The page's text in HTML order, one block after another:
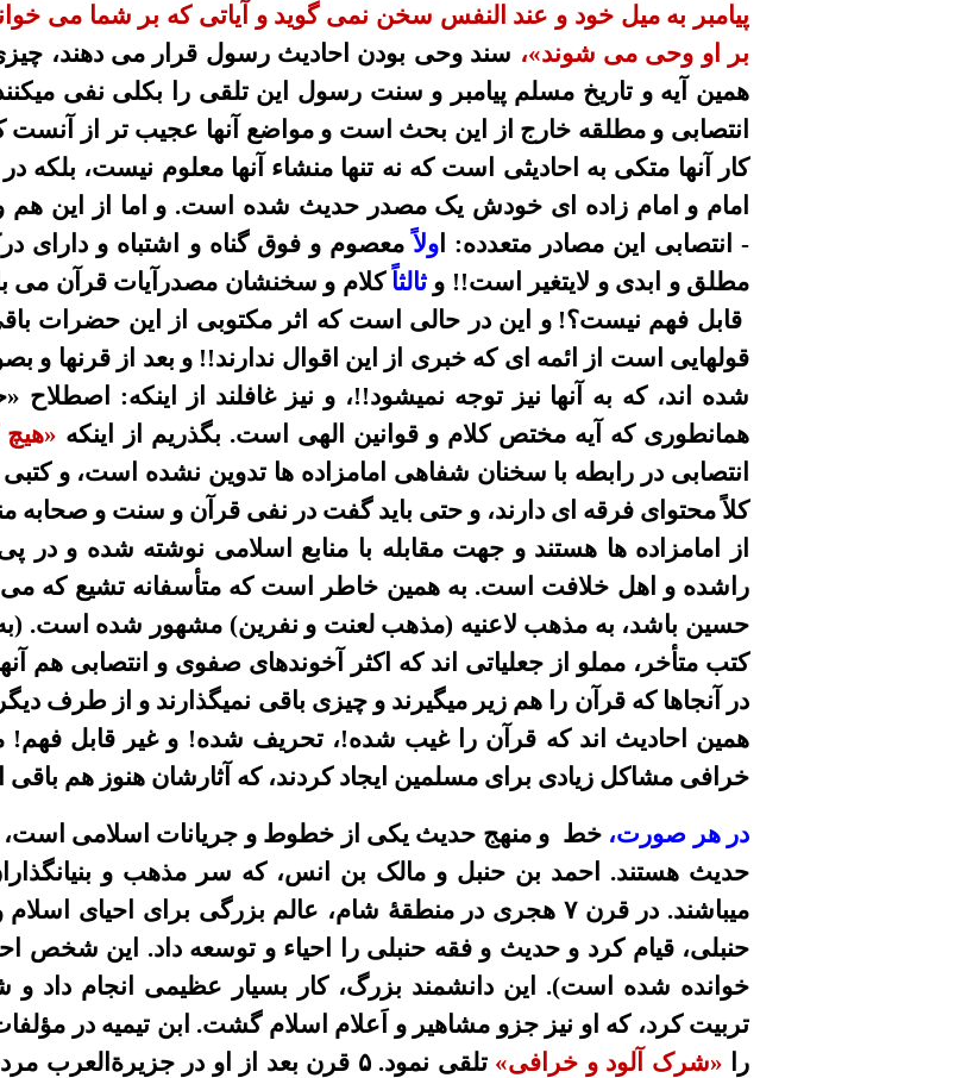
پيامبر به ميل خود و عند النفس سخن نمی گویدو آياتى که بر شمامی
بر او وحىمی شوند»، سند وحى بودن احادیث رسول قرار میدهند،
همين آيه و تاريخ مسلم پيامبر و سنت رسول اين تلقى را بکلى نفى
انتصابى و مطلقه خارج از اين بحث است و مواضع آنها عجيب تر از آنست که
کار آنها متکى به احاديثى است که نه تنها منشاء آنهامعلوم نيست، بلکه
امام و امام زاده اى خودش یکمصدر حديث شده است. و اما
از اين
- انتصابى اين مصادر متعدده: اولا معصوم و فوق گناه و اشتباه و داراى
مطلق و ابدى و لايتغير است!! وثالثاً کلام و سخنشان مصدرآيات قرآن می
قابل فهم نيست؟! و اين در حالى است که اثر مکتوبى از اين حضرات
قولهايى است از ائمه اى که خبرى از اين اقوال ندارند!! و بعد از قرنها
شده اند، که به آنها نيز توجه نميشود!!، و نيز غافلند از اينکه:
همانطورى که آيه مختص کلام و قوانين الهى است. بگذريم از اينکه «
انتصابى در رابطه با سخنان شفاهى امامزاده ها تدوين نشده است، و
کلاً محتواى فرقه اى دارند، و حتى بايد گفت در نفى قرآن و سنت و صحابه
از امامزاده ها هستند و جهت مقابله با منابع اسلامى نوشته شده و در
راشده و اهل خلافت است. به همين خاطر است که متأسفانه تشيع که می
حسين باشد، به مذهب لاعنيه (مذهب لعنت و نفرين) مشهور شده است.
کتب متأخر، مملو از جعلياتى اند که اکثر آخوندهاى صفوى و انتصابى هم
در آنجاها که قرآن را هم زير ميگيرند و چيزى باقى نميگذارند و از طرف
همين احاديث اند که قرآن را غيب شده!، تحريف شده! و غير قابل
خرافى مشاکل زيادى براى مسلمين ايجاد کردند، که آثارشان هنوز هم
در هر صورت، خط و منهج حديث يکى از خطوطو جریانات اسلامى
حدیث هستند. احمد بن حنبل و مالک بن انس، که سر مذهب و
ميباشند. در قرن ٧ هجرى در منطقۀ شام، عالم بزرگى براى
حنبلى، قيام کرد و حديث و فقه حنبلى را احياء و توسعه داد. اين شخص
خوانده شده است). اين دانشمند بزرگ، کار بسيار عظيمى انجام داد و
تربيت کرد، که او نيز جزو مشاهير و اَعلام اسلام گشت. ابن تيميه در
را «شرک آلود و خرافى» تلقى نمود.۵ قرن بعد از او در جزيرةالعرب